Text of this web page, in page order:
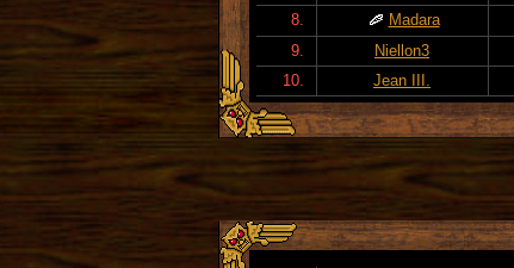
8.
Madara
9.
Niellon3
10.
Jean III.